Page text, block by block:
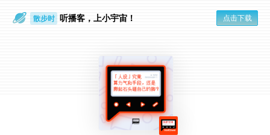
散步时 听播客，上小宇宙！ 点击下载